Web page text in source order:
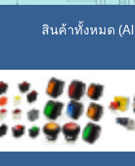
สินค้าทั้งหมด